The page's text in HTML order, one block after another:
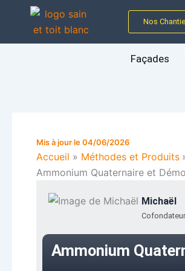
Nos
Façades
Mis à jour le 04/06/2026
Accueil
Méthodes et Produits
Ammonium Quaternaire et
Michaël
Ammonium